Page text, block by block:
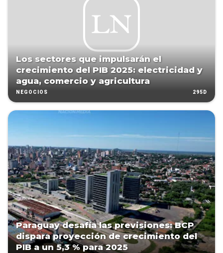
Los sectores que impulsarán el
crecimiento del PIB 2025: electricidad y
agua, comercio y agricultura
NEGOCIOS 295D
Paraguay desafía las previsiones: BCP
dispara proyección de crecimiento del
PIB a un 5,3 % para 2025